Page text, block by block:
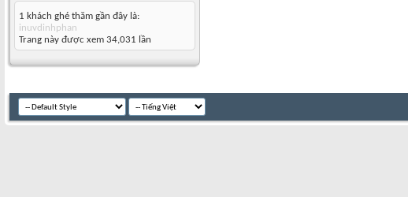
1 khách ghé thăm gần đây là:
inuvdinhphan
Trang này được xem 34,031 lần